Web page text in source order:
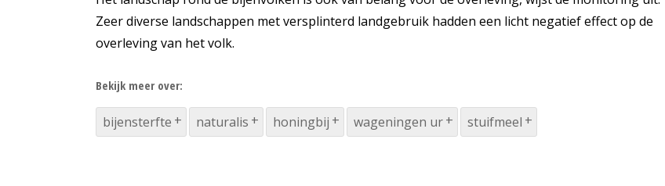
Zeer diverse landschappen met versplinterd landgebruik hadden een licht negatief effect op de
overleving van het volk.
Bekijk meer over:
bijensterfte naturalis honingbij wageningen ur stuifmeel